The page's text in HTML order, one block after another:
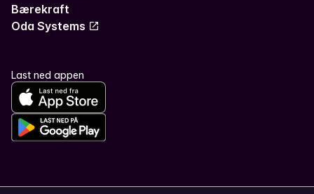
Bærekraft
Oda Systems
Last ned appen